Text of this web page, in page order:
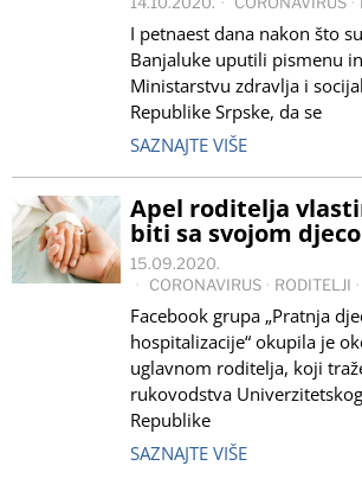
I petnaest dana nakon što
Banjaluke uputili pismenu
Ministarstvu zdravlja i
Republike Srpske, da se
SAZNAJTE VIŠE
Apel roditelja
biti sa svojom
15.09.2020.
CORONAVIRUS · RODITELJI ·
Facebook grupa „Pratnja
hospitalizacije“ okupila je
uglavnom roditelja, koji
rukovodstva
Republike
SAZNAJTE VIŠE